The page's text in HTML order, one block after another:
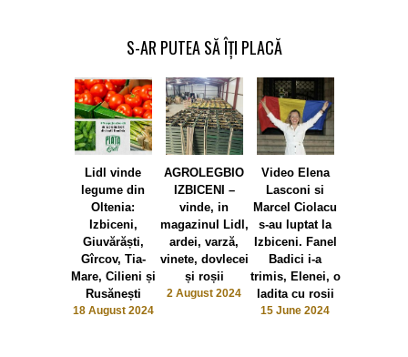
S-AR PUTEA SĂ ÎȚI PLACĂ
Lidl vinde
legume din
Oltenia:
Izbiceni,
Giuvărăști,
Gîrcov, Tia-
Mare, Cilieni și
Rusănești
18 August 2024
AGROLEGBIO
IZBICENI –
vinde, in
magazinul Lidl,
ardei, varză,
vinete, dovlecei
și roșii
2 August 2024
Video Elena
Lasconi si
Marcel Ciolacu
s-au luptat la
Izbiceni. Fanel
Badici i-a
trimis, Elenei, o
ladita cu rosii
15 June 2024